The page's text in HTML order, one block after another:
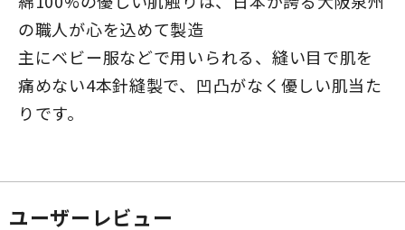
の職人が心を込めて製造
主にベビー服などで用いられる、縫い目で肌を
痛めない4本針縫製で、凹凸がなく優しい肌当た
りです。
ユーザーレビュー